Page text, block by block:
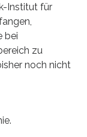
Institut für
bei
zu
noch nicht